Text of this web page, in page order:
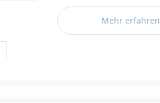
Mehr erfahren